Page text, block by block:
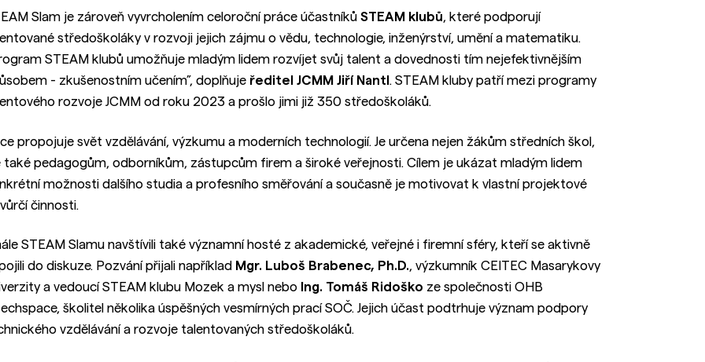
Slam je zároveň vyvrcholením celoroční práce účastníků STEAM klubů, které podporují
středoškoláky v rozvoji jejich zájmu o vědu, technologie, inženýrství, umění a matematiku.
STEAM klubů umožňuje mladým lidem rozvíjet svůj talent a dovednosti tím nejefektivnějším
- zkušenostním učením”, doplňuje ředitel JCMM Jiří Nantl . STEAM kluby patří mezi programy
rozvoje JCMM od roku 2023 a prošlo jimi již 350 středoškoláků.
propojuje svět vzdělávání, výzkumu a moderních technologií. Je určena nejen žákům středních škol,
také pedagogům, odborníkům, zástupcům firem a široké veřejnosti. Cílem je ukázat mladým lidem
možnosti dalšího studia a profesního směřování a současně je motivovat k vlastní projektové
činnosti.
STEAM Slamu navštívili také významní hosté z akademické, veřejné i firemní sféry, kteří se aktivně
do diskuze. Pozvání přijali například Mgr. Luboš Brabenec, Ph.D., výzkumník CEITEC Masarykovy
a vedoucí STEAM klubu Mozek a mysl nebo Ing. Tomáš Ridoško ze společnosti OHB
školitel několika úspěšných vesmírných prací SOČ. Jejich účast podtrhuje význam podpory
vzdělávání a rozvoje talentovaných středoškoláků.